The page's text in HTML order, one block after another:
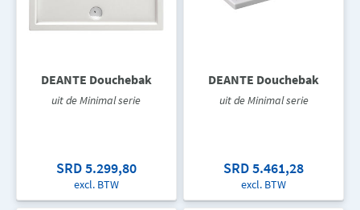
DEANTE Douchebak
uit de Minimal serie
SRD 5.299,80
excl. BTW
DEANTE Douchebak
uit de Minimal serie
SRD 5.461,28
excl. BTW